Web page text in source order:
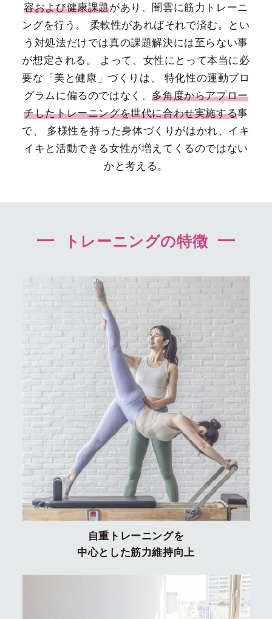
容および健康課題があり、闇雲に筋力トレーニ
ングを行う。
柔軟性があればそれで済む。とい
う対処法だけでは真の課題解決には至らない事
が想定される。
よって、女性にとって本当に必
要な「美と健康」づくりは、
特化性の運動プロ
グラムに偏るのではなく、多角度からアプロー
チしたトレーニングを世代に合わせ実施する事
で、
多様性を持った身体づくりがはかれ、イキ
イキと活動できる女性が増えてくるのではない
かと考える。
トレーニングの特徴
自重トレーニングを
中心とした筋力維持向上